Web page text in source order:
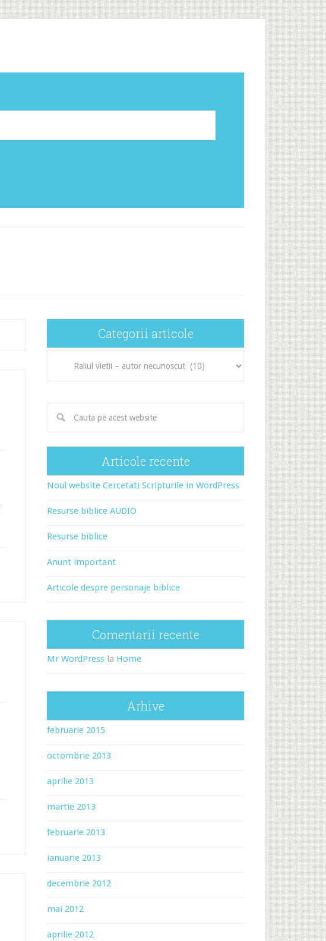
Categorii articole
articole
Articole recente
Noul website Cercetati Scripturile in WordPress
Resurse biblice AUDIO
Resurse biblice
Anunt important
Articole despre personaje biblice
Comentarii recente
Mr WordPress la Home
Arhive
februarie 2015
octombrie 2013
aprilie 2013
martie 2013
februarie 2013
ianuarie 2013
decembrie 2012
mai 2012
aprilie 2012